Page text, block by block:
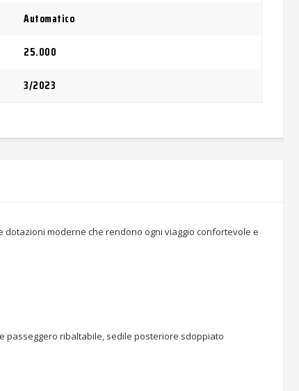
Automatico
25.000
3/2023
dotazioni moderne che rendono ogni viaggio confortevole e
passeggero ribaltabile, sedile posteriore sdoppiato